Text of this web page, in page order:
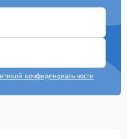
конфиденциальности